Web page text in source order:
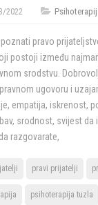
2022
pravo
postoji između
srodstvu.
ugovoru i
empatija, iskrenost,
srodnost, svijest da
razgovarate,
pravi prijatelji
psihoterapija tuzla